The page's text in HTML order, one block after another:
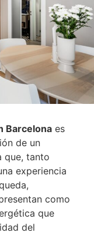
Barcelona es
de un
que, tanto
experiencia
como
que
del